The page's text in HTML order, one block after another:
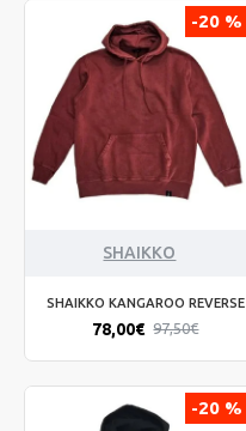
-20 %
SHAIKKO
SHAIKKO KANGAROO REVERSE
78,00€ 97,50€
-20 %